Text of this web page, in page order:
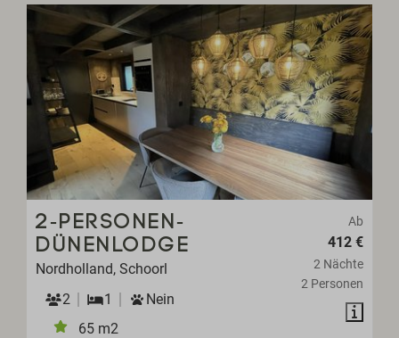
Ab
412 €
2 Nächte
2 Personen
2-PERSONEN-
DÜNENLODGE
Nordholland, Schoorl
2
1
Nein
65 m2